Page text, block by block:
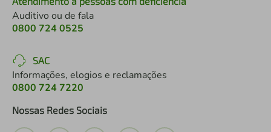
Auditivo ou de fala
0800 724 0525
SAC
Informações, elogios e reclamações
0800 724 7220
Nossas Redes Sociais